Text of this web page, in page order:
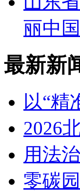
丽中
最新新
以“精
2026
用法
零碳